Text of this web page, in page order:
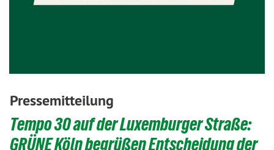
Pressemitteilung
Tempo 30 auf der Luxemburger Straße:
GRÜNE Köln begrüßen Entscheidung der